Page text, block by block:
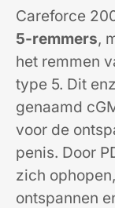
Careforce
5-remmers,
het remmen
type 5. Dit
genaamd
voor de
penis. Door
zich
ontspannen